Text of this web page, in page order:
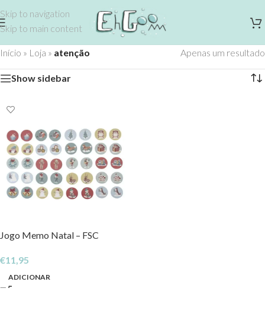
Skip to navigation
Skip to main content
Início » Loja » atenção Apenas um resultado
Show sidebar
Jogo Memo Natal – FSC
€11,95
ADICIONAR